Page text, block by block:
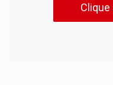
Clique